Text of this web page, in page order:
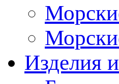
Изделия